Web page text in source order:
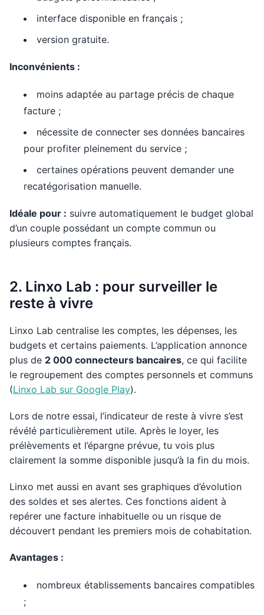
interface disponible en français ;
version gratuite.
Inconvénients :
moins adaptée au partage précis de chaque
facture ;
nécessite de connecter ses données bancaires
pour profiter pleinement du service ;
certaines opérations peuvent demander une
recatégorisation manuelle.
Idéale pour : suivre automatiquement le budget global
d’un couple possédant un compte commun ou
plusieurs comptes français.
2. Linxo Lab : pour surveiller le
reste à vivre
Linxo Lab centralise les comptes, les dépenses, les
budgets et certains paiements. L’application annonce
plus de 2 000 connecteurs bancaires, ce qui facilite
le regroupement des comptes personnels et communs
(Linxo Lab sur Google Play).
Lors de notre essai, l’indicateur de reste à vivre s’est
révélé particulièrement utile. Après le loyer, les
prélèvements et l’épargne prévue, tu vois plus
clairement la somme disponible jusqu’à la fin du mois.
Linxo met aussi en avant ses graphiques d’évolution
des soldes et ses alertes. Ces fonctions aident à
repérer une facture inhabituelle ou un risque de
découvert pendant les premiers mois de cohabitation.
Avantages :
nombreux établissements bancaires compatibles
;